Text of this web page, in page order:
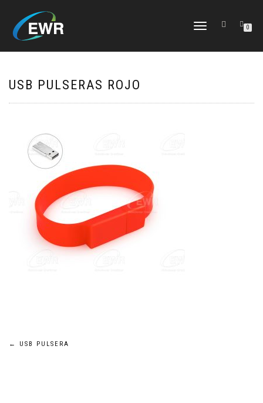
CAMBIAR
0
USB PULSERAS ROJO
Navegación
← USB PULSERA